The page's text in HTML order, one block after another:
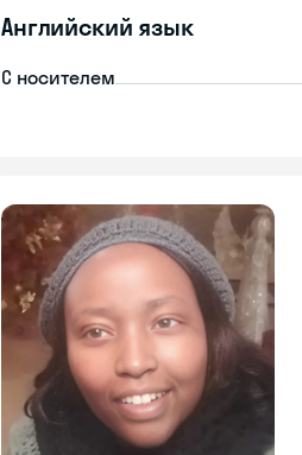
Английский язык
С носителем